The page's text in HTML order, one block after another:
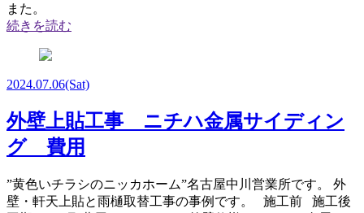
また。
続きを読む
2024.07.06(Sat)
外壁上貼工事 ニチハ金属サイディン
グ 費用
”黄色いチラシのニッカホーム”名古屋中川営業所です。 外
壁・軒天上貼と雨樋取替工事の事例です。 施工前 施工後